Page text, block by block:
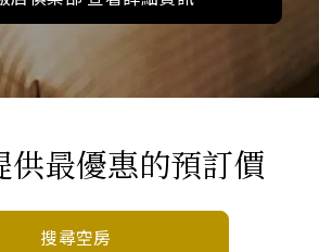
供最優惠的預訂價
搜尋空房